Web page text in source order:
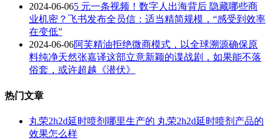
2024-06-065 元一条视频！数字人出海背后 隐藏哪些商
业机密？飞书发布全员信：适当精简规模，“感受到效率
在变低”
2024-06-06阿芙精油拒绝微商模式，以全球溯源确保原
料纯净天然张嘉译这部立意新颖的谍战剧，如果能不落
俗套，或许超越《潜伏》
热门文章
丸荣2h2d延时喷剂哪里生产的 丸荣2h2d延时喷剂产品的
效果怎么样